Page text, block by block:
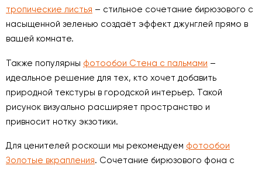
тропические листья – стильное сочетание бирюзового с
насыщенной зеленью создаёт эффект джунглей прямо в
вашей комнате.
Также популярны фотообои Стена с пальмами –
идеальное решение для тех, кто хочет добавить
природной текстуры в городской интерьер. Такой
рисунок визуально расширяет пространство и
привносит нотку экзотики.
Для ценителей роскоши мы рекомендуем фотообои
Золотые вкрапления. Сочетание бирюзового фона с